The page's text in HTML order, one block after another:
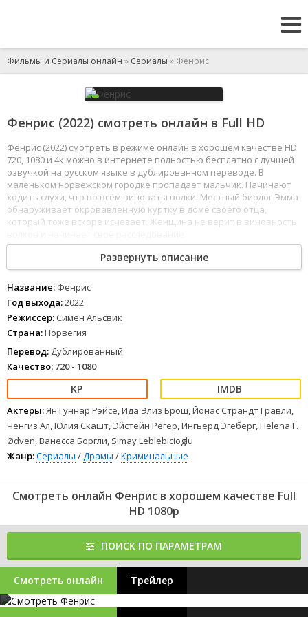
Фильмы и Сериалы онлайн » Сериалы » Фенрис
Фенрис (2022) смотреть онлайн в Full HD
Фенрис (2022) смотреть в режиме онлайн в хорошем качестве HD
720, 1080 и 4к можно в интернете полностью бесплатно с лучшей
озвучкой на русском языке в дублированном переводе. В
маленьком норвежском городке пропадает мальчик. Начинают
ходить слухи, что во всём виноваты волки. Местный биолог Эмма
обнаруживает окровавленную куртку в доме своего отца,
который тоже вскоре исчезает. Женщина не верит в виновность
12345 678
Развернуть описание
Название: Фенрис
Год выхода:2022
Режиссер: Симен Альсвик
Страна:Норвегия
Перевод: Дублированный
Качество: 720 - 1080
Актеры:Ян Гуннар Рэйсе, Ида Элиз Брош, Йонас Страндт Гравли,
Ченгиз Ал, Юлия Скашт, Эйстейн Рёгер, Ингьерд Эгеберг, Helena F.
Ødven, Ванесса Боргли, Simay Leblebicioglu
Жанр:Сериалы /Драмы /Криминальные
Смотреть онлайн Фенрис в хорошем качестве Full
HD 1080p
ПОИСК ПО ПАРАМЕТРАМ
Смотреть онлайн Трейлер